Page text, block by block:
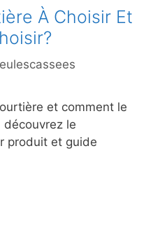
À Choisir Et
et comment le
découvrez le
produit et guide